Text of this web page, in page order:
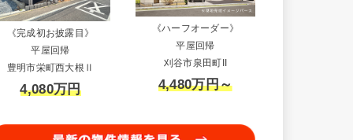
《完成初お披露目》
平屋回帰
豊明市栄町西大根Ⅱ
4,080万円
《ハーフオーダー》
平屋回帰
刈谷市泉田町II
4,480万円～